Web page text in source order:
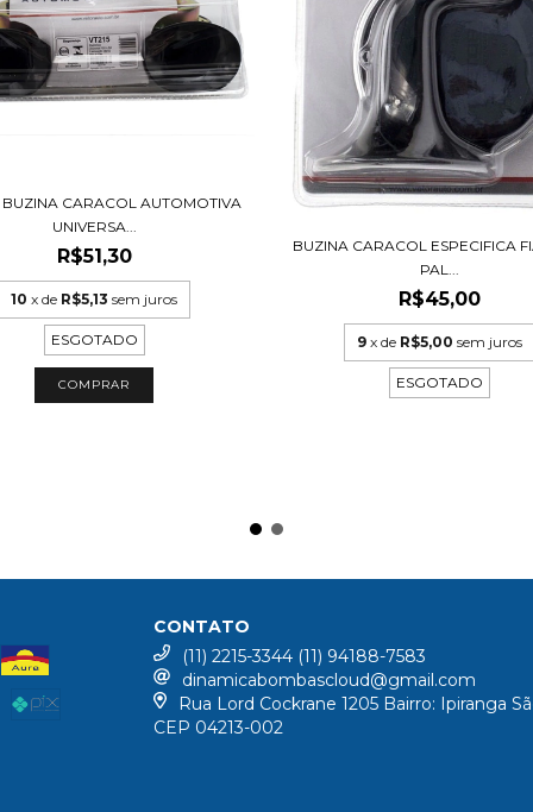
CARACOL AUTOMOTIVA
UNIVERSA...
R$51,30
10 x de R$5,13 sem juros
ESGOTADO
BUZINA CARACOL ESPECIFICA
PAL...
R$45,00
9 x de R$5,00 sem juros
ESGOTADO
CONTATO
(11) 2215-3344 (11) 94188-7583
dinamicabombascloud@gmail.com
Rua Lord Cockrane 1205 Bairro: Ipiranga
CEP 04213-002